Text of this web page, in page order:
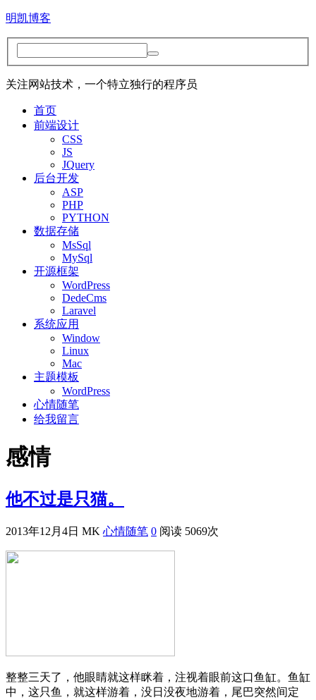
明凯博客
关注网站技术，一个特立独行的程序员
首页
前端设计
CSS
JS
JQuery
后台开发
ASP
PHP
PYTHON
数据存储
MsSql
MySql
开源框架
WordPress
DedeCms
Laravel
系统应用
Window
Linux
Mac
主题模板
WordPress
心情随笔
给我留言
感情
他不过是只猫。
2013年12月4日 MK 心情随笔 0 阅读 5069次
整整三天了，他眼睛就这样眯着，注视着眼前这口鱼缸。鱼缸
中，这只鱼，就这样游着，没日没夜地游着，尾巴突然间定